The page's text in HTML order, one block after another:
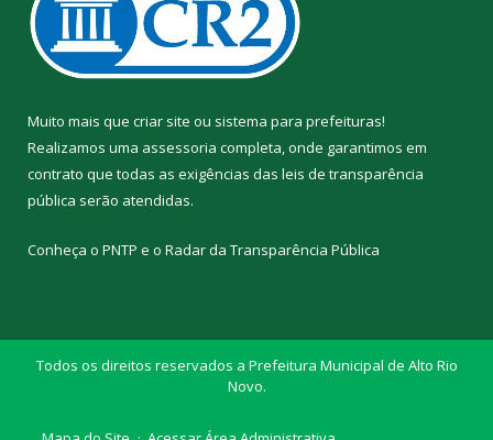
Muito mais que criar site ou sistema para prefeituras!
Realizamos uma assessoria completa, onde garantimos em
contrato que todas as exigências das leis de transparência
pública serão atendidas.
Conheça o PNTP e o Radar da Transparência Pública
Todos os direitos reservados a Prefeitura Municipal de Alto Rio
Novo.